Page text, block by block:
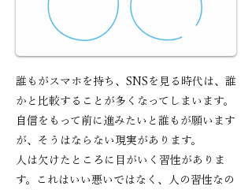
誰もがスマホを持ち、SNSを見る時代は、誰
かと比較することが多くなってしまいます。
自信をもって前に進みたいと誰もが願います
が、そうはならない現実があります。
人は欠けたところに目がいく習性がありま
す。これはいい悪いではなく、人の習性なの